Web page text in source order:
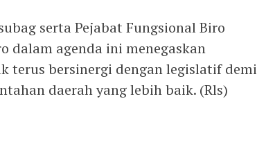
serta Pejabat Fungsional Biro
dalam agenda ini menegaskan
terus bersinergi dengan legislatif demi
daerah yang lebih baik. (Rls)